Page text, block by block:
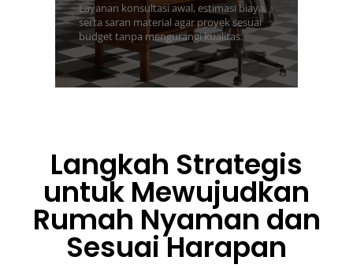
Layanan konsultasi awal, estimasi biaya,
serta saran material agar proyek sesuai
budget tanpa mengurangi kualitas.
Langkah Strategis
untuk Mewujudkan
Rumah Nyaman dan
Sesuai Harapan